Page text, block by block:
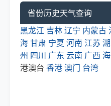
省份历史天气查询
黑龙江 吉林辽宁 内蒙古
海甘肃 宁夏 河南 江苏
州 四川 广东 云南 广西
港澳台 香港澳门 台湾